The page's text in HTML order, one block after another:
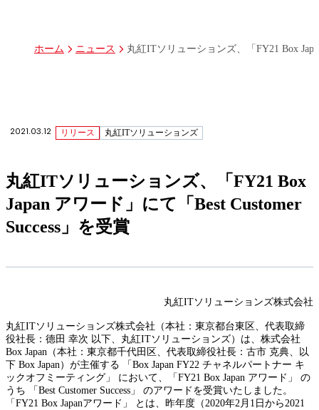
ホーム ニュース 丸紅ITソリューションズ、「FY21 Box
2021.03.12 リリース 丸紅ITソリューションズ
丸紅ITソリューションズ、「FY21 Box
Japan アワード」にて「Best Customer
Success」を受賞
丸紅ITソリューションズ株式会社
丸紅ITソリューションズ株式会社（本社：東京都台東区、代表取締
役社長：德田 幸次 以下、丸紅ITソリューションズ）は、株式会社
Box Japan（本社：東京都千代田区、代表取締役社長：古市 克典、以
下 Box Japan）が主催する 「Box Japan FY22 チャネルパートナー キ
ックオフミーティング」 において、「FY21 Box Japan アワード」 の
うち 「Best Customer Success」 のアワードを受賞いたしました。
「FY21 Box Japanアワード」 とは、昨年度（2020年2月1日から2021